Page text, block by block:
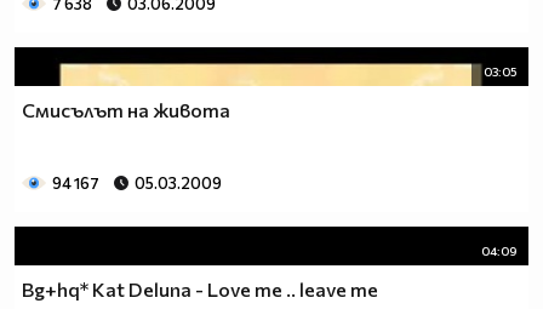
7 638 03.06.2009
03:05
Смисълът на живота
94 167 05.03.2009
04:09
Bg+hq* Kat Deluna - Love me .. leave me